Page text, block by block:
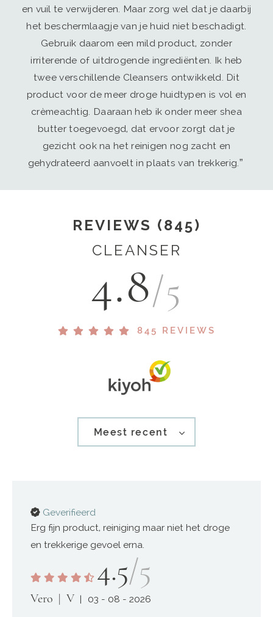
en vuil te verwijderen. Maar zorg wel dat je daarbij
het beschermlaagje van je huid niet beschadigt.
Gebruik daarom een mild product, zonder
irriterende of uitdrogende ingrediënten. Ik heb
twee verschillende Cleansers ontwikkeld. Dit
product voor de meer droge huidtypen is vol en
crèmeachtig. Daaraan heb ik onder meer shea
butter toegevoegd, dat ervoor zorgt dat je
gezicht ook na het reinigen nog zacht en
gehydrateerd aanvoelt in plaats van trekkerig.”
REVIEWS (845)
CLEANSER
4.8/5
845 REVIEWS
Meest recent
Geverifieerd
Erg fijn product, reiniging maar niet het droge
en trekkerige gevoel erna.
4.5/5
Vero V 03 - 08 - 2026